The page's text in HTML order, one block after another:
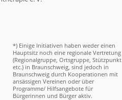
*) Einige Initiativen haben weder einen
Hauptsitz noch eine regionale Vertretung
(Regionalgruppe, Ortsgruppe, Stützpunkt
etc.) in Braunschweig, sind jedoch in
Braunschweig durch Kooperationen mit
ansässigen Vereinen oder über
Programme/ Hilfsangebote für
Bürgerinnen und Bürger aktiv.